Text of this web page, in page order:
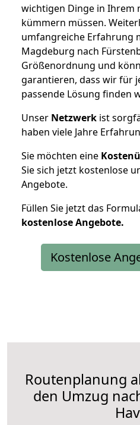
wichtigen Dinge in Ihrem
kümmern müssen.
umfangreiche Erfahrung
Magdeburg nach
Größenordnung und
garantieren, dass wir für
passende Lösung finden
Unser Netzwerk ist
haben viele Jahre
Sie möchten eine
Sie sich jetzt kostenlose
Angebote.
Füllen Sie jetzt das
kostenloseAngebote.
Kostenlose
Routenplanung
den Umzug